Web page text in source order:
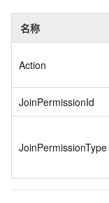
名称
Action
JoinPermissionId
JoinPermissionType